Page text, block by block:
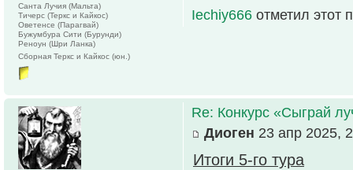
Iechiy666 отметил этот
Санта Лучия (Мальта)
Тичерс (Теркс и Кайкос)
Оветенсе (Парагвай)
Бужумбура Сити (Бурунди)
Реноун (Шри Ланка)
Сборная Теркс и Кайкос (юн.)
Re: Конкурс «Сыграй
Диоген 23 апр 2025,
Итоги 5-го тура